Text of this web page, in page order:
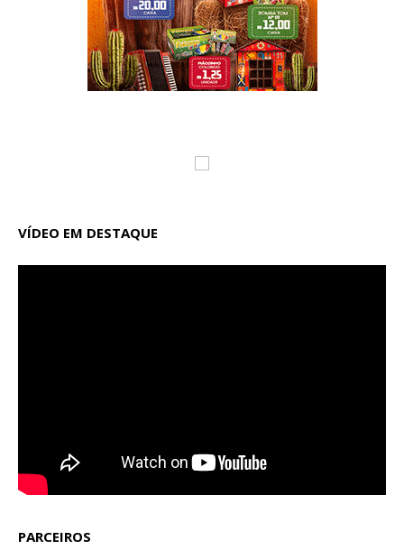
VÍDEO EM DESTAQUE
PARCEIROS